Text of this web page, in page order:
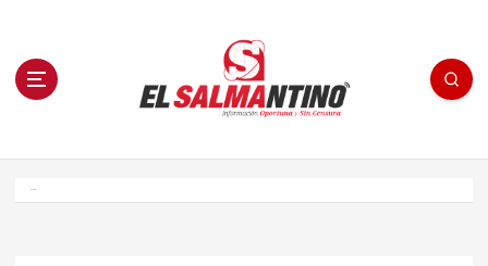
n El Salmantino - medios/noticias/editorial